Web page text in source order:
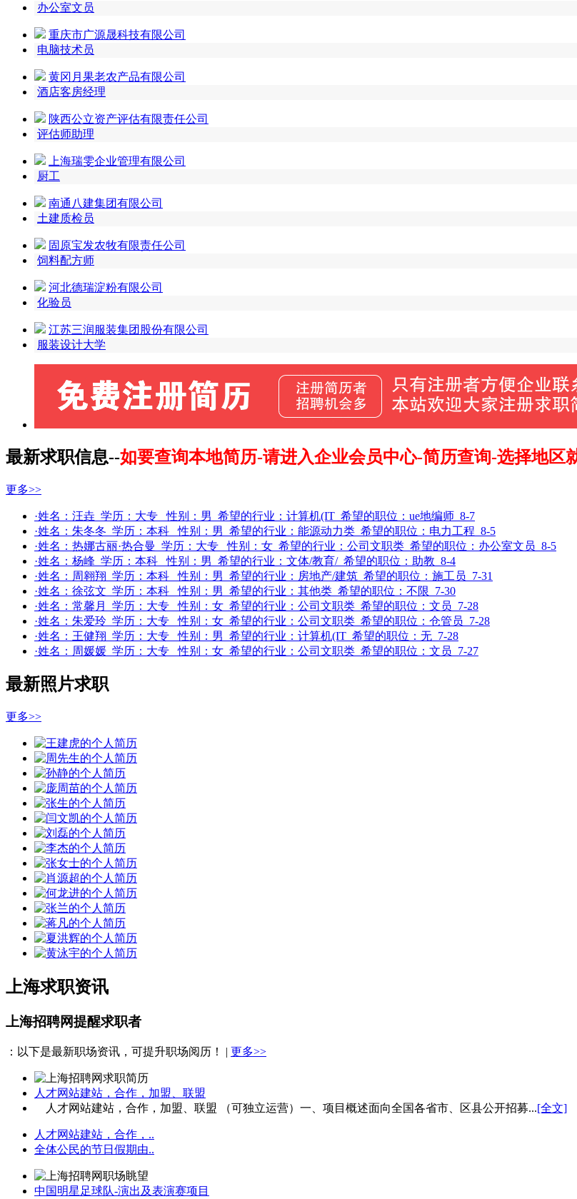
办公室文员
重庆市广源晟科技有限公司
电脑技术员
黄冈月果老农产品有限公司
酒店客房经理
陕西公立资产评估有限责任公司
评估师助理
上海瑞雯企业管理有限公司
厨工
南通八建集团有限公司
土建质检员
固原宝发农牧有限责任公司
饲料配方师
河北德瑞淀粉有限公司
化验员
江苏三润服装集团股份有限公司
服装设计大学
最新求职信息--如要查询本地简历-请进入企业会员中心-简历查询-选择地区
更多>>
·姓名： 汪垚 学历： 大专 性别： 男 希望的行业： 计算机(IT 希望的职位： ue地编师 8-7
·姓名： 朱冬冬 学历： 本科 性别： 男 希望的行业： 能源动力类 希望的职位： 电力工程 8-5
·姓名： 热娜古丽·热合曼 学历： 大专 性别： 女 希望的行业： 公司文职类 希望的职位： 办公室文员 8-5
·姓名： 杨峰 学历： 本科 性别： 男 希望的行业： 文体/教育/希望的职位： 助教 8-4
·姓名： 周翱翔 学历： 本科 性别： 男 希望的行业： 房地产/建筑 希望的职位： 施工员 7-31
·姓名： 徐弦文 学历： 本科 性别： 男 希望的行业： 其他类 希望的职位： 不限 7-30
·姓名： 常馨月 学历： 大专 性别： 女 希望的行业： 公司文职类 希望的职位： 文员 7-28
·姓名： 朱爱玲 学历： 大专 性别： 女 希望的行业： 公司文职类 希望的职位： 仓管员 7-28
·姓名： 王健翔 学历： 大专 性别： 男 希望的行业： 计算机(IT 希望的职位： 无 7-28
·姓名： 周媛媛 学历： 大专 性别： 女 希望的行业： 公司文职类 希望的职位： 文员 7-27
最新照片求职
更多>>
上海求职资讯
上海招聘网提醒求职者
：以下是最新职场资讯，可提升职场阅历！ | 更多>>
人才网站建站，合作，加盟、联盟
人才网站建站，合作，加盟、联盟 （可独立运营）一、项目概述面向全国各省市、区县公开招募...[全文]
人才网站建站，合作，..
全体公民的节日假期由..
中国明星足球队-演出及表演赛项目